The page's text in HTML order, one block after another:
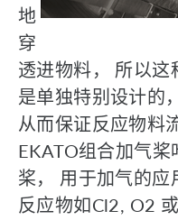
地
穿
透进物料， 所以这
是单独特别设计的
从而保证反应物料
EKATO组合加气
桨， 用于加气的应
反应物如Cl2, O2